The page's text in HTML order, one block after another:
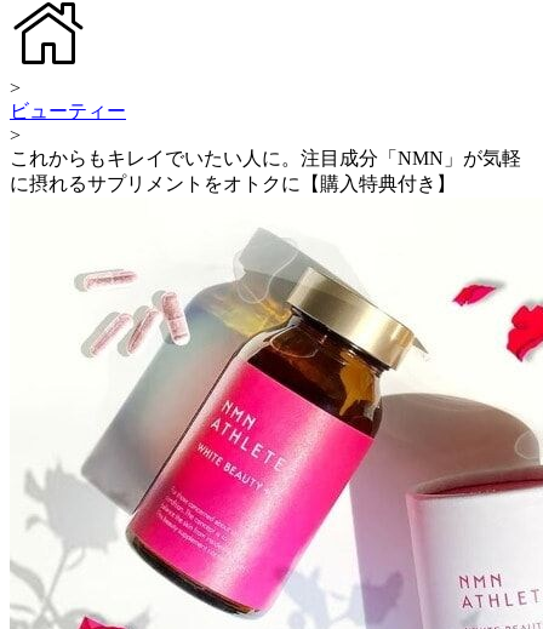
>
ビューティー
>
これからもキレイでいたい人に。注目成分「NMN」が気軽
に摂れるサプリメントをオトクに【購入特典付き】